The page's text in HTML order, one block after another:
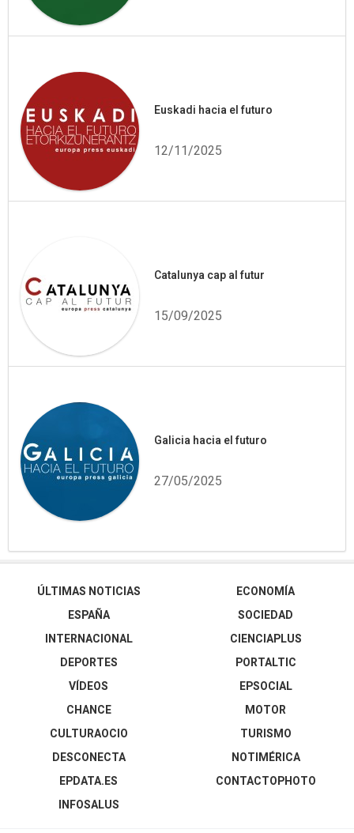
Euskadi hacia el futuro
12/11/2025
Catalunya cap al futur
15/09/2025
Galicia hacia el futuro
27/05/2025
ÚLTIMAS NOTICIAS
ESPAÑA
INTERNACIONAL
DEPORTES
VÍDEOS
ECONOMÍA
SOCIEDAD
CIENCIAPLUS
PORTALTIC
EPSOCIAL
CHANCE
CULTURAOCIO
DESCONECTA
EPDATA.ES
INFOSALUS
MOTOR
TURISMO
NOTIMÉRICA
CONTACTOPHOTO